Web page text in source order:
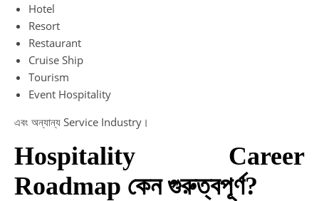
Hotel
Resort
Restaurant
Cruise Ship
Tourism
Event Hospitality
এবং অন্যান্য Service Industry।
Hospitality Career
Roadmap কেন গুরুত্বপূর্ণ?